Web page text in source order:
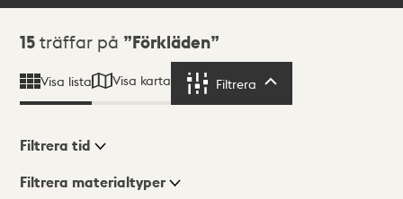
Sökresultat
15 träffar på Förkläden
Visa lista Visa karta Filtrera
Visningsläge
Filtrera tid
Filtrera materialtyper